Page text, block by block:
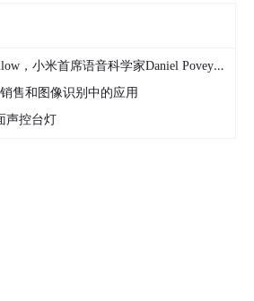
元素的位置，然后在剩余元素s[s.index
；然后回退temp//temp = temp[:posi
科学家Daniel Povey将出席2024全球机器学习技术大会并发表演讲！
售和图像识别中的应用
声控台灯